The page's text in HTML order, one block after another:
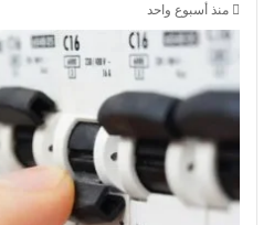
منذ أسبوع واحد